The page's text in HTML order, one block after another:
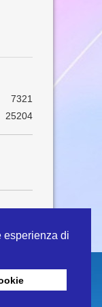
esperienza di
7321
25204